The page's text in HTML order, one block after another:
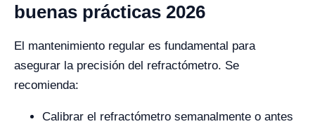
buenas prácticas 2026
El mantenimiento regular es fundamental para
asegurar la precisión del refractómetro. Se
recomienda:
Calibrar el refractómetro semanalmente o antes